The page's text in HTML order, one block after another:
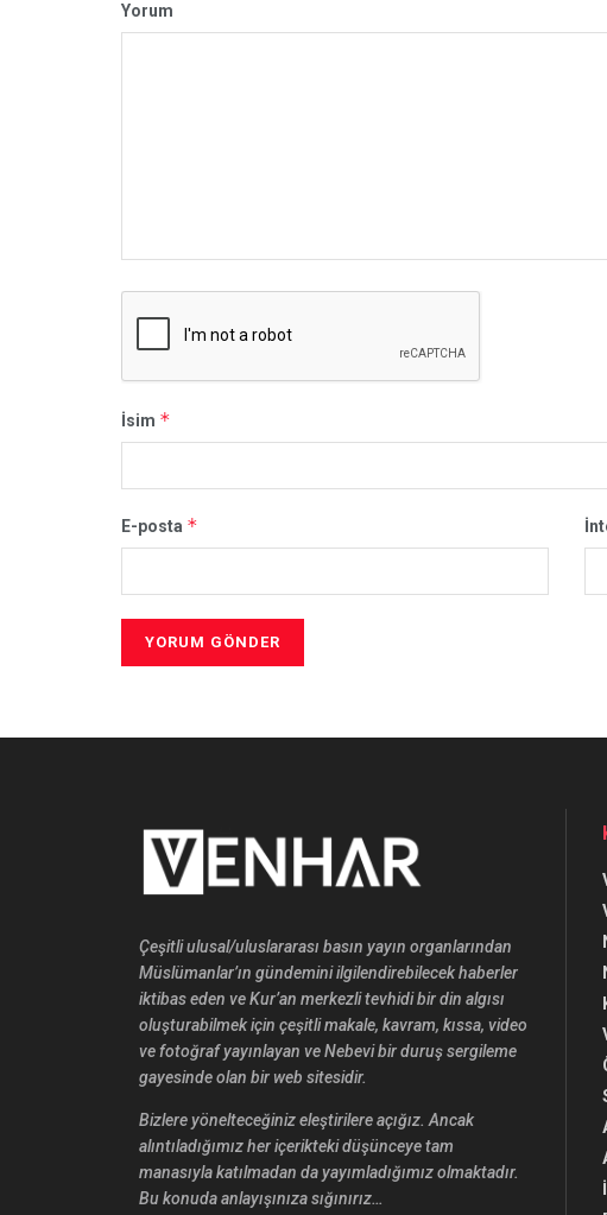
Yorum
İsim *
E-posta *
Çeşitli ulusal/uluslararası basın yayın organlarından
Müslümanlar’ın gündemini ilgilendirebilecek haberler
iktibas eden ve Kur’an merkezli tevhidi bir din algısı
oluşturabilmek için çeşitli makale, kavram, kıssa, video
ve fotoğraf yayınlayan ve Nebevi bir duruş sergileme
gayesinde olan bir web sitesidir.
Bizlere yönelteceğiniz eleştirilere açığız. Ancak
alıntıladığımız her içerikteki düşünceye tam
manasıyla katılmadan da yayımladığımız olmaktadır.
Bu konuda anlayışınıza sığınırız…